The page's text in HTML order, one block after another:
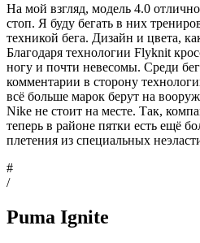
На мой взгляд, модель 4.0
стоп. Я буду бегать в них
техникой бега. Дизайн и цвета,
Благодаря технологии Flyknit
ногу и почти невесомы. Среди
комментарии в сторону
всё больше марок берут на
Nike не стоит на месте. Так,
теперь в районе пятки есть ещё
плетения из специальных
#
/
Puma Ignite